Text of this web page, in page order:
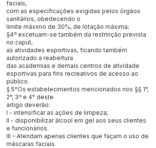
faciais,
com as especificações exigidas pelos órgãos
sanitários, obedecendo o
limite máximo de 30%, de lotação máxima;
§4º excetuam-se também da restrinção prevista
no caput,
as atividades esportivas, ficando também
autorizado a reabertura
das academias e demais centros de atividade
esportivas para fins recreativos de acesso ao
público.
§ 5°Os estabelecimentos mencionados nos §§ 1°,
2°, 3º e 4° deste
artigo deverão:
I - intensificar as ações de limpeza;
II - disponibilizar álcool em gel aos seus clientes
e funcionários.
III – Atendam apenas clientes que façam o uso de
máscaras faciais.